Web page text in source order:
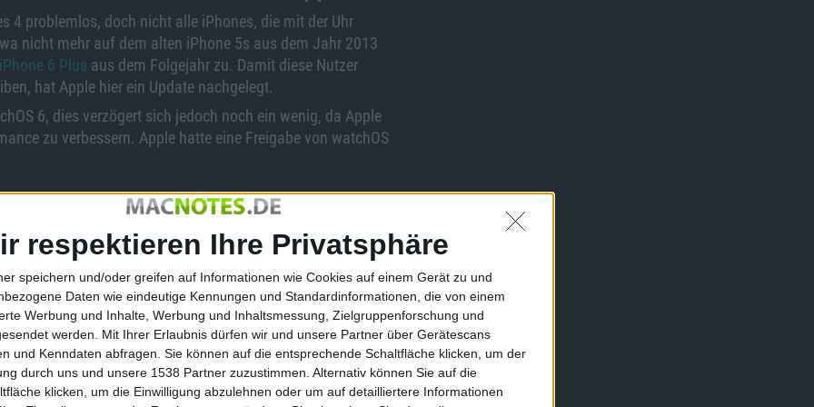
respektieren Ihre Privatsphäre
speichern und/oder greifen auf Informationen wie Cookies auf einem Gerät zu und
Daten wie eindeutige Kennungen und Standardinformationen, die von einem
Werbung und Inhalte, Werbung und Inhaltsmessung, Zielgruppenforschung und
werden.
Mit Ihrer Erlaubnis dürfen wir und unsere Partner über Gerätescans
und Kenndaten abfragen. Sie können auf die entsprechende Schaltfläche klicken, um der
durch uns und unsere 1538 Partner zuzustimmen. Alternativ können Sie auf die
klicken, um die Einwilligung abzulehnen oder um auf detailliertere Informationen
4 problemlos, doch nicht alle iPhones, die mit der Uhr
nicht mehr auf dem alten iPhone 5s aus dem Jahr 2013
iPhone 6 Plus aus dem Folgejahr zu. Damit diese Nutzer
hat Apple hier ein Update nachgelegt.
6, dies verzögert sich jedoch noch ein wenig, da Apple
zu verbessern. Apple hatte eine Freigabe von watchOS
Apple TV+ könnte im Bundle mi…
in Apple TV: Software-Update erst